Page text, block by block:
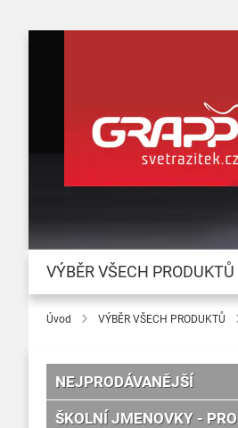
VÝBĚR VŠECH PRODUKTŮ
Úvod VÝBĚR VŠECH PRODUKTŮ
NEJPRODÁVANĚJŠÍ
ŠKOLNÍ JMENOVKY - PRO